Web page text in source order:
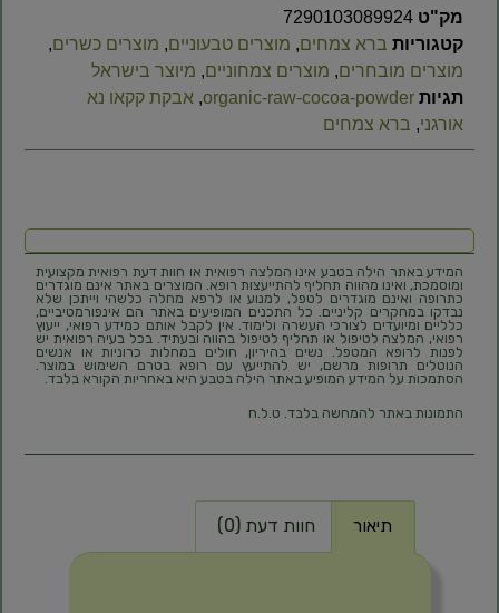
מק"ט 7290103089924
קטגוריות ברא צמחים, מוצרים טבעוניים, מוצרים כשרים,
מוצרים מובחרים, מוצרים צמחוניים, מיוצר בישראל
תגיות organic-raw-cocoa-powder
, אבקת קקאו נא
אורגני, ברא צמחים
המידע באתר הילה בטבע אינו המלצה רפואית או חוות דעת רפואית מקצועית
ומוסמכת, ואינו מהווה תחליף להתייעצות רופא. המוצרים באתר אינם מוגדרים
כתרופה ואינם מוגדרים לטפל, למנוע או לרפא מחלה כלשהי וייתכן שלא
נבדקו במחקרים קליניים. כל התכנים המופיעים באתר הם אינפורמטיביים,
כלליים ומיועדים לצורכי העשרה ולימוד. אין לקבל אותם כמידע רפואי, ייעוץ
רפואי, המלצה לטיפול או תחליף לטיפול בהווה ובעתיד. בכל בעיה רפואית יש
לפנות לרופא המטפל. נשים בהיריון, חולים במחלות כרוניות או אנשים
הנוטלים תרופות מרשם, יש להתייעץ עם רופא בטרם השימוש במוצר.
הסתמכות על המידע המופיע באתר הילה בטבע היא באחריות הקורא בלבד.
התמונות באתר להמחשה בלבד. ט.ל.ח
תיאור חוות דעת (0)